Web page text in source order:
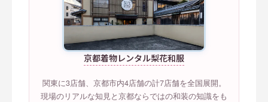
京都着物レンタル梨花和服
関東に3店舗、京都市内4店舗の計7店舗を全国展開。
現場のリアルな知見と京都ならではの和装の知識をも